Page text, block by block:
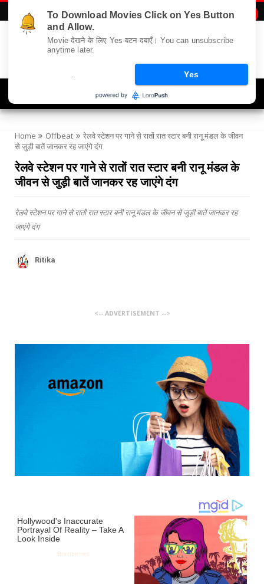
Home Offbeat
रेलवे स्टेशन पर गाने से रातों रात स्टार बनी रानू मंडल के जीवन
से जुड़ी बातें जानकर रह जाएंगे दंग
रेलवे स्टेशन पर गाने से रातों रात स्टार बनी रानू मंडल के
जीवन से जुड़ी बातें जानकर रह जाएंगे दंग
रेलवे स्टेशन पर गाने से रातों रात स्टार बनी रानू मंडल के जीवन से जुड़ी बातें जानकर रह
जाएंगे दंग
Ritika
<-- ADVERTISEMENT -->
To Download Movies Click on Yes Button
and Allow.
Movie देखने के लिए Yes बटन दबाएँ। You can unsubscribe
anytime later.
Yes